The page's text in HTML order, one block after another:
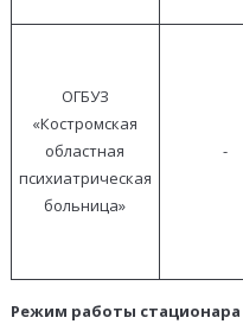
ОГБУЗ
«Костромская
областная
психиатрическая
больница»
-
Режим работы стационара